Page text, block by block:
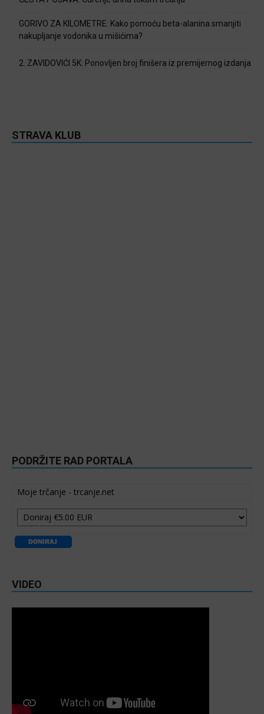
GORIVO ZA KILOMETRE: Kako pomoću beta-alanina smanjiti
nakupljanje vodonika u mišićima?
2. ZAVIDOVIĆI 5K: Ponovljen broj finišera iz premijernog izdanja
STRAVA KLUB
PODRŽITE RAD PORTALA
Moje trčanje - trcanje.net
VIDEO